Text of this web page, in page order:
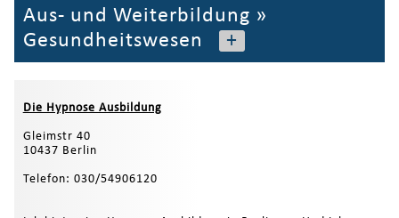
Aus- und Weiterbildung »
Gesundheitswesen
+
Die Hypnose Ausbildung
Gleimstr 40
10437 Berlin
Telefon: 030/54906120